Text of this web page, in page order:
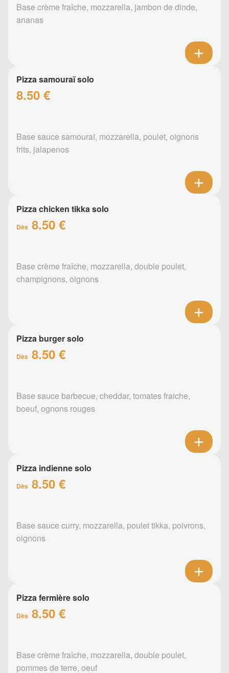
Base crème fraîche, mozzarella, jambon de dinde,
ananas
Pizza samouraï solo
8.50 €
Base sauce samouraï, mozzarella, poulet, oignons
frits, jalapenos
Pizza chicken tikka solo
Dès 8.50 €
Base crème fraîche, mozzarella, double poulet,
champignons, oignons
Pizza burger solo
Dès 8.50 €
Base sauce barbecue, cheddar, tomates fraiche,
boeuf, ognons rouges
Pizza indienne solo
Dès 8.50 €
Base sauce curry, mozzarella, poulet tikka, poivrons,
oignons
Pizza fermière solo
Dès 8.50 €
Base crème fraîche, mozzarella, double poulet,
pommes de terre, oeuf